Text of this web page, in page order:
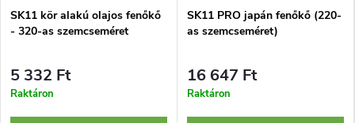
SK11 kör alakú olajos fenőkő
- 320-as szemcseméret
5 332 Ft
Raktáron
SK11 PRO japán fenőkő (220-
as szemcseméret)
16 647 Ft
Raktáron